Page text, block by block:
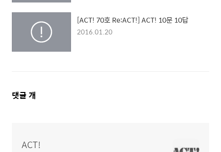
[ACT! 70호 Re:ACT!] ACT! 10문 10답
2016.01.20
댓
댓글 개
ACT!